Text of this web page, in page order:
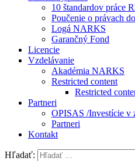
10 štandardov práce
Poučenie o právach
Logá NARKS
Garančný Fond
Licencie
Vzdelávanie
Akadémia NARKS
Restricted content
Restricted
Partneri
OPISAS /Investície v
Partneri
Kontakt
Hľadať: